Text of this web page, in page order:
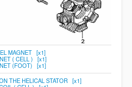
MAGNET [x1]
( CELL ) [x1]
(FOOT) [x1]
THE HELICAL STATOR [x1]